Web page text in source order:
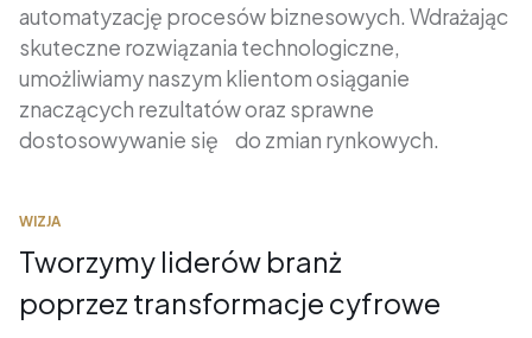
automatyzację procesów biznesowych. Wdrażając
skuteczne rozwiązania technologiczne,
umożliwiamy naszym klientom osiąganie
znaczących rezultatów oraz sprawne
dostosowywanie się do zmian rynkowych.
WIZJA
Tworzymy liderów branż
poprzez transformacje cyfrowe